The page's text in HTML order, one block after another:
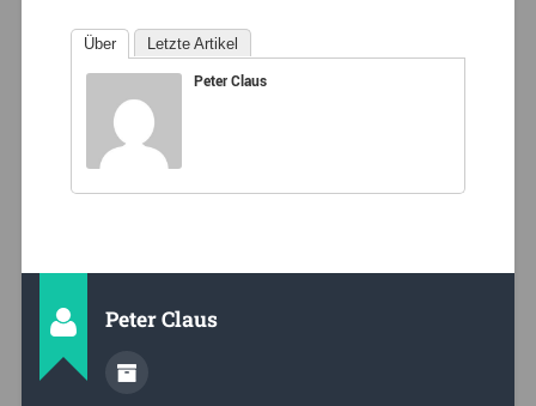
Über Letzte Artikel
Peter Claus
Peter Claus